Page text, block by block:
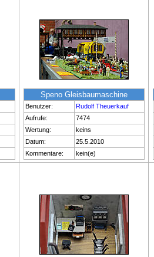
Speno Gleisbaumaschine
Benutzer:
Rudolf Theuerkauf
Aufrufe:
7474
Wertung:
keins
Datum:
25.5.2010
Kommentare:
kein(e)